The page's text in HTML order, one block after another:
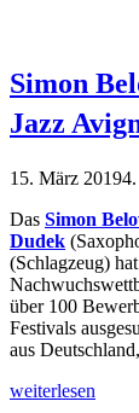
Simon
Jazz
15. März 2019
Das Simon
Dudek
(Schlagzeug)
über 100
Festivals
aus
weiterlesen